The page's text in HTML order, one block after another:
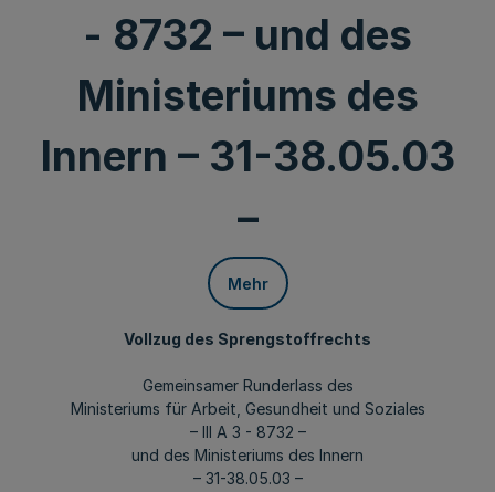
- 8732 – und des
Ministeriums des
Innern – 31-38.05.03
–
Mehr
Vollzug des Sprengstoffrechts
Gemeinsamer Runderlass des
Ministeriums für Arbeit, Gesundheit und Soziales
– III A 3 - 8732 –
und des Ministeriums des Innern
– 31-38.05.03 –